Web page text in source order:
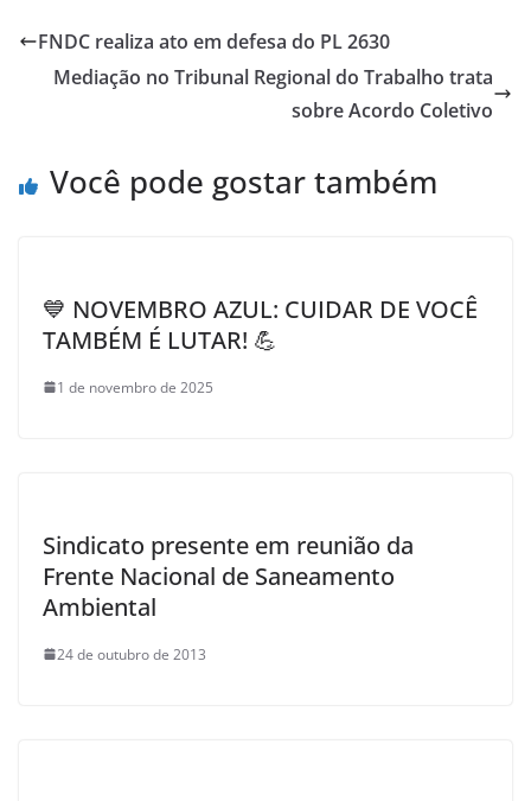
e
b
k
s
A
er e
FNDC realiza ato em defesa do PL 2630
Mediação no Tribunal Regional do Trabalho trata
sobre Acordo Coletivo
Você pode gostar também
💙 NOVEMBRO AZUL: CUIDAR DE VOCÊ
TAMBÉM É LUTAR! 💪
1 de novembro de 2025
Sindicato presente em reunião da
Frente Nacional de Saneamento
Ambiental
24 de outubro de 2013